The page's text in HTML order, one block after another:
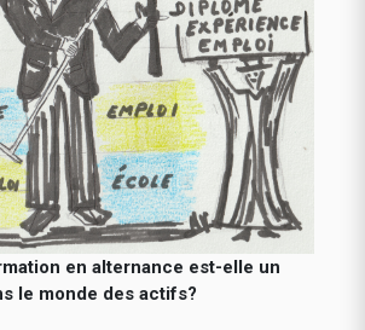
en alternance est-elle un
le monde des actifs?